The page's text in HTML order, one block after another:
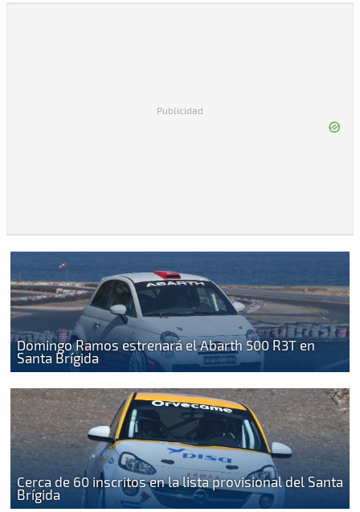
Publicidad
Domingo Ramos estrenará el Abarth 500 R3T en
Santa Brígida
Cerca de 60 inscritos en la lista provisional del Santa
Brígida